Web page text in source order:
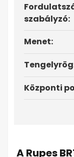
szabályzó:
Menet:
Központi
A Rupes